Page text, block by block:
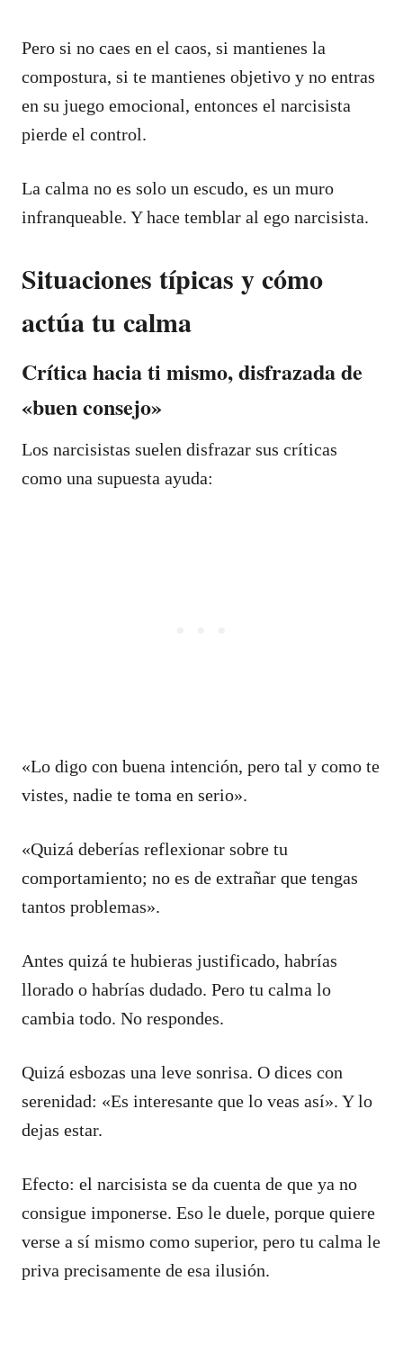
Pero si no caes en el caos, si mantienes la
compostura, si te mantienes objetivo y no entras
en su juego emocional, entonces el narcisista
pierde el control.
La calma no es solo un escudo, es un muro
infranqueable. Y hace temblar al ego narcisista.
Situaciones típicas y cómo
actúa tu calma
Crítica hacia ti mismo, disfrazada de
«buen consejo»
Los narcisistas suelen disfrazar sus críticas
como una supuesta ayuda:
«Lo digo con buena intención, pero tal y como te
vistes, nadie te toma en serio».
«Quizá deberías reflexionar sobre tu
comportamiento; no es de extrañar que tengas
tantos problemas».
Antes quizá te hubieras justificado, habrías
llorado o habrías dudado. Pero tu calma lo
cambia todo. No respondes.
Quizá esbozas una leve sonrisa. O dices con
serenidad: «Es interesante que lo veas así». Y lo
dejas estar.
Efecto: el narcisista se da cuenta de que ya no
consigue imponerse. Eso le duele, porque quiere
verse a sí mismo como superior, pero tu calma le
priva precisamente de esa ilusión.